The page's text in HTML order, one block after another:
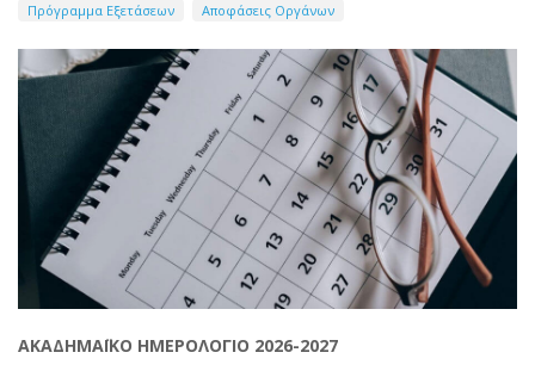
Πρόγραμμα Εξετάσεων
Αποφάσεις Οργάνων
ΑΚΑΔΗΜΑΪΚΟ ΗΜΕΡΟΛΟΓΙΟ 2026-2027